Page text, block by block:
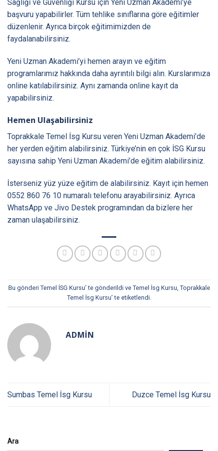
Sağlığı ve Güvenliği Kursu için Yeni Uzman Akademi’ye
başvuru yapabilirler. Tüm tehlike sınıflarına göre eğitimler
düzenlenir. Ayrıca birçok eğitimimizden de
faydalanabilirsiniz.
Yeni Uzman Akademi’yi hemen arayın ve eğitim
programlarımız hakkında daha ayrıntılı bilgi alın. Kurslarımıza
online katılabilirsiniz. Aynı zamanda online kayıt da
yapabilirsiniz.
Hemen Ulaşabilirsiniz
Toprakkale Temel İsg Kursu veren Yeni Uzman Akademi’de
her yerden eğitim alabilirsiniz. Türkiye’nin en çok İSG Kursu
sayısına sahip Yeni Uzman Akademi’de eğitim alabilirsiniz.
İsterseniz yüz yüze eğitim de alabilirsiniz. Kayıt için hemen
0552 860 76 10 numaralı telefonu arayabilirsiniz. Ayrıca
WhatsApp ve Jivo Destek programından da bizlere her
zaman ulaşabilirsiniz.
Bu gönderi Temel İSG Kursu’ te gönderildi ve Temel İsg Kursu, Toprakkale
Temel İsg Kursu’ te etiketlendi.
ADMIN
Sumbas Temel İsg Kursu Duzce Temel İsg Kursu
Ara